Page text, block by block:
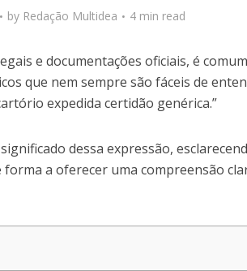
by Redação Multidea 4 min read
e documentações oficiais, é
que nem sempre são fáceis de
expedida certidão genérica.”
dessa expressão,
forma a oferecer uma compreensão